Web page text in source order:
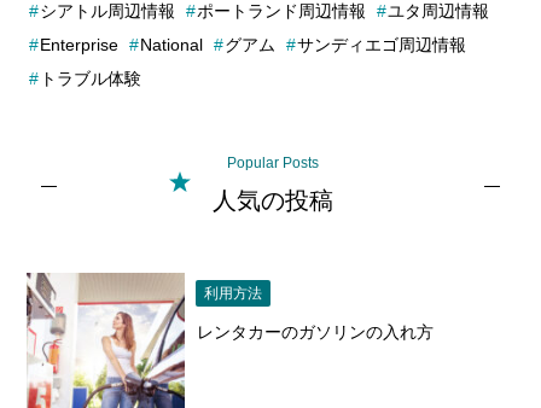
シアトル周辺情報
ポートランド周辺情報
ユタ周辺情報
Enterprise
National グアム
サンディエゴ周辺情報
トラブル体験
Popular Posts
人気の投稿
利用方法
レンタカーのガソリンの入れ方